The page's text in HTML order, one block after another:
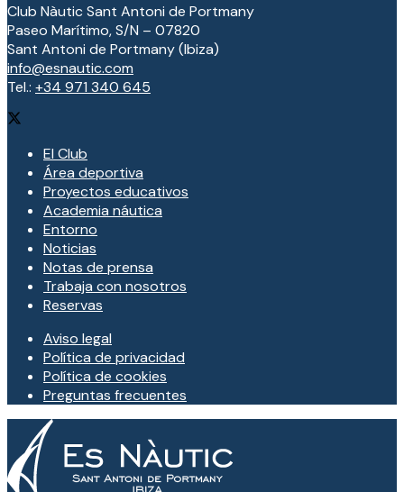
Club Nàutic Sant Antoni de Portmany
Paseo Marítimo, S/N – 07820
Sant Antoni de Portmany (Ibiza)
info@esnautic.com
Tel.: +34 971 340 645
El Club
Área deportiva
Proyectos educativos
Academia náutica
Entorno
Noticias
Notas de prensa
Trabaja con nosotros
Reservas
Aviso legal
Política de privacidad
Política de cookies
Preguntas frecuentes